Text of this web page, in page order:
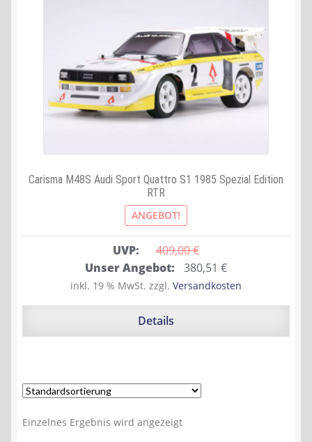
Carisma M48S Audi Sport Quattro S1 1985 Spezial Edition
RTR
ANGEBOT!
UVP: 409,00 €
Ursprünglicher
Preis
war:
Unser Angebot: 380,51€Aktueller
Preis
ist:
inkl. 19 % MwSt. zzgl. Versandkosten
Details
Einzelnes Ergebnis wird angezeigt